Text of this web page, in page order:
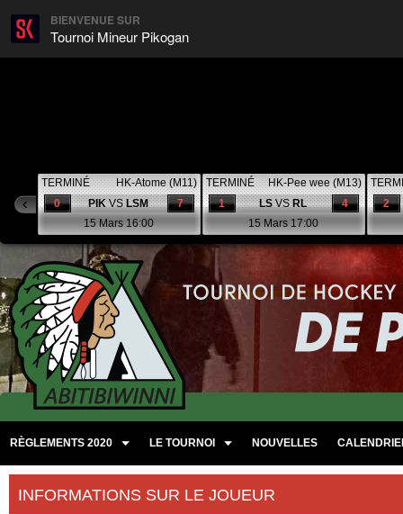
BIENVENUE SUR
Tournoi Mineur Pikogan
TERMINÉ
HK-Atome (M11)
7
0 PIKVSLSM
15 Mars 16:00
TERMINÉ
HK-Pee wee (M13)
4
1 LSVSRL
15 Mars 17:00
2
RÈGLEMENTS 2020 LE TOURNOI NOUVELLES
INFORMATIONS SUR LE JOUEUR